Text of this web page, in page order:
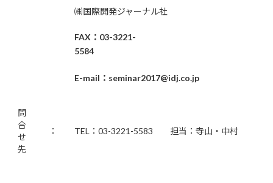
㈱国際開発ジャーナル社
FAX ： 03-3221-
5584
E-mail ： seminar2017@idj.co.jp
問
合
せ
先
： TEL：03-3221-5583 担当：寺山・中村